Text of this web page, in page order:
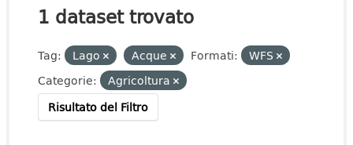
1 dataset trovato
Tag: Lago Acque Formati:
WFS
Categorie:
Agricoltura
Risultato del Filtro